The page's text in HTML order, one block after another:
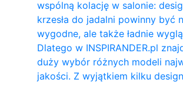
wspólną kolację w salonie:
krzesła do jadalni powinny być
wygodne, ale także ładnie
Dlatego w INSPIRANDER.pl
duży wybór różnych modeli
jakości. Z wyjątkiem kilku